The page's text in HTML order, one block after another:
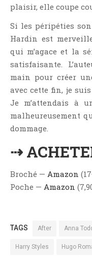
plaisir, elle coupe
Si les péripéties
Hardin est
qui m’agace et la
satisfaisante.
main pour créer
avec cette fin, je
Je m’attendais à
malheureusement
dommage.
⇢
Broché — Amazon
Poche — Amazon
TAGS After Anna
Harry Styles Hugo